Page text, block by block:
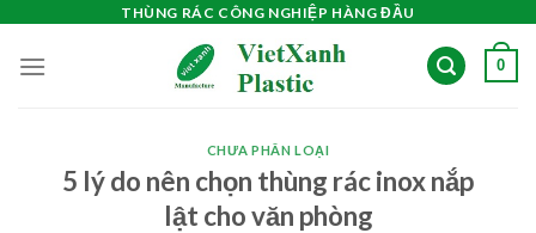
content
THÙNG RÁC CÔNG NGHIỆP HÀNG ĐẦU
0
CHƯA PHÂN LOẠI
5 lý do nên chọn thùng rác inox nắp
lật cho văn phòng